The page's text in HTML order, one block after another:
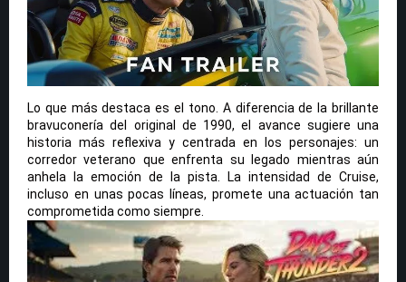
Lo que más destaca es el tono. A diferencia de la brillante
bravuconería del original de 1990, el avance sugiere una
historia más reflexiva y centrada en los personajes: un
corredor veterano que enfrenta su legado mientras aún
anhela la emoción de la pista. La intensidad de Cruise,
incluso en unas pocas líneas, promete una actuación tan
comprometida como siempre.